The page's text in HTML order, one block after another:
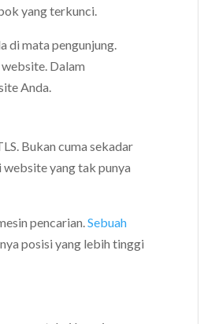
yang terkunci.
di mata pengunjung.
Dalam
Anda.
Bukan cuma sekadar
website yang tak punya
pencarian.Sebuah
posisi yang lebih tinggi